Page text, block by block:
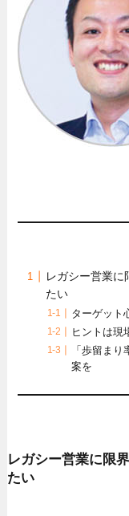
レガシー営業
たい
ターゲット
ヒントは現
「歩留ま
案を
レガシー営業に限
たい